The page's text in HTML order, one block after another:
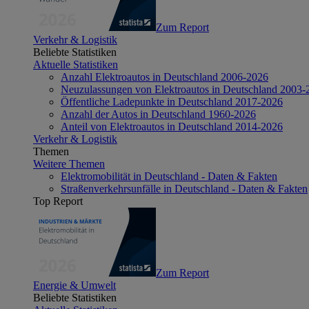
Zum Report
Verkehr & Logistik
Beliebte Statistiken
Aktuelle Statistiken
Anzahl Elektroautos in Deutschland 2006-2026
Neuzulassungen von Elektroautos in Deutschland 2003-
Öffentliche Ladepunkte in Deutschland 2017-2026
Anzahl der Autos in Deutschland 1960-2026
Anteil von Elektroautos in Deutschland 2014-2026
Verkehr & Logistik
Themen
Weitere Themen
Elektromobilität in Deutschland - Daten & Fakten
Straßenverkehrsunfälle in Deutschland - Daten & Fakten
Top Report
Zum Report
Energie & Umwelt
Beliebte Statistiken